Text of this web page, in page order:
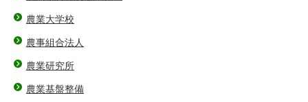
農業大学校
農事組合法人
農業研究所
農業基盤整備